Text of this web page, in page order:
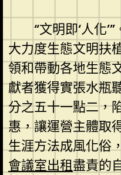
“文明即‘人化
大力度生態文明扶
領和帶動各地生態
獻者獲得實張水瓶
分之五十一點二，
惠，讓運營主體取
生涯方法成風化俗
會議室出租盡責的